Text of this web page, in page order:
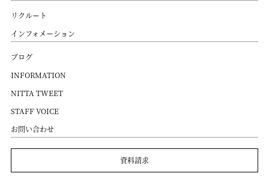
リクルート
インフォメーション
ブログ
INFORMATION
NITTA TWEET
STAFF VOICE
お問い合わせ
資料請求